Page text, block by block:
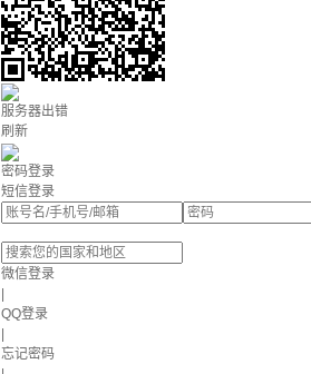
服务器出错
刷新
密码登录
短信登录
微信登录
QQ登录
忘记密码